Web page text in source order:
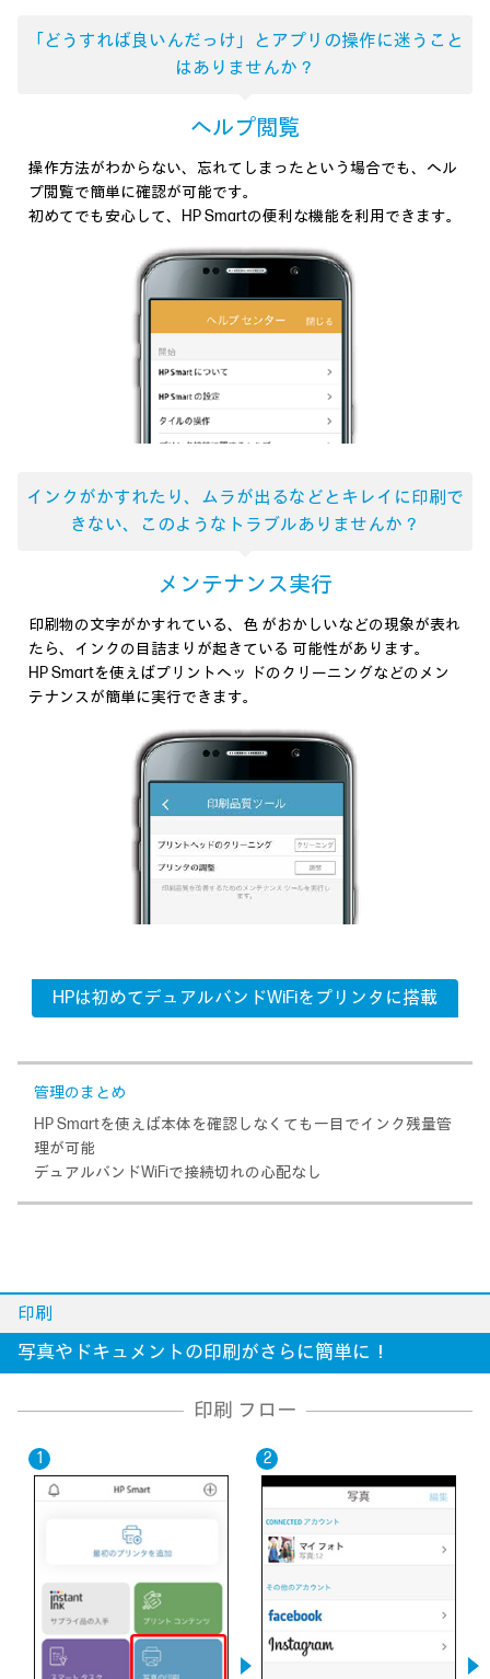
「どうすれば良いんだっけ」と アプリの操作に迷うこと
はありませんか？
ヘルプ閲覧
操作方法がわからない、忘れてしまったという場合でも、ヘル
プ閲覧で簡単に確認が可能です。
初めてでも安心して、HP Smartの便利な機能を利用できます。
インクがかすれたり、ムラが出るなどとキレイに印刷で
きない、このようなトラブルありませんか？
メンテナンス実行
印刷物の文字がかすれている、色 がおかしいなどの現象が表れ
たら、インクの目詰まりが起きている 可能性があります。
HP Smartを使えばプリントヘッ ドのクリーニングなどのメン
テナンスが簡単に実行できます。
HPは初めてデュアルバンドWiFiをプリンタに搭載
管理のまとめ
HP Smartを使えば本体を確認しなくても一目でインク残量管
理が可能
デュアルバンドWiFiで接続切れの心配なし
印刷
写真やドキュメントの印刷がさらに簡単に！
印刷 フロー